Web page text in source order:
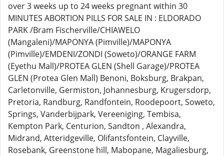
over 3 weeks up to 24 weeks pregnant within 30
MINUTES ABORTION PILLS FOR SALE IN : ELDORADO
PARK /Bram Fischerville/CHIAWELO
(Mangaleni)/MAPONYA (Pimville)/MAPONYA
(Pimville)/EMDENI/ZONDI (Soweto)/ORANGE FARM
(Eyethu Mall)/PROTEA GLEN (Shell Garage)/PROTEA
GLEN (Protea Glen Mall) Benoni, Boksburg, Brakpan,
Carletonville, Germiston, Johannesburg, Krugersdorp,
Pretoria, Randburg, Randfontein, Roodepoort, Soweto,
Springs, Vanderbijpark, Vereeniging, Tembisa,
Kempton Park, Centurion, Sandton , Alexandra,
Midrand, Atteridgeville, Olifantsfontein, Clayville,
Rosebank, Greenstone hill, Mabopane, Magaliesburg,